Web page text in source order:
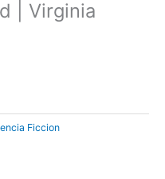
| Virginia
Ficcion